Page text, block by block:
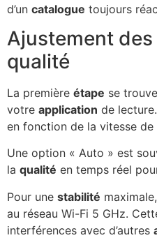
d’un catalogue toujours
Ajustement
qualité
La première étape se
votre application de
en fonction de la vitesse
Une option « Auto » est
la qualité en temps réel
Pour une stabilité
au réseau Wi-Fi 5 GHz.
interférences avec d’autres